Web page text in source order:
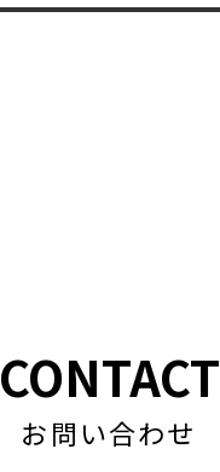
CONTACT
お問い合わせ